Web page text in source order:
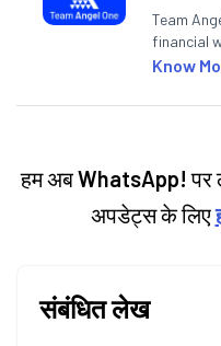
Team
financial
articles
Know
हम अबWhatsApp! पर
अपडेट्स के लिए
संबंधित लेख